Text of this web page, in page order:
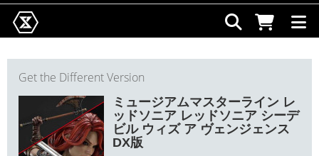
Get the Different Version
ミュージアムマスターライン レ
ッドソニア レッドソニア シーデ
ビル ウィズ ア ヴェンジェンス
DX版